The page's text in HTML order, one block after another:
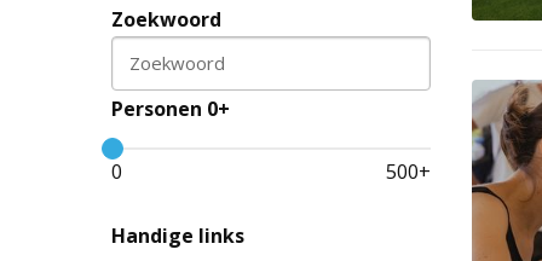
Zoekwoord
Zoekwoord
Personen 0+
0 500+
Handige links